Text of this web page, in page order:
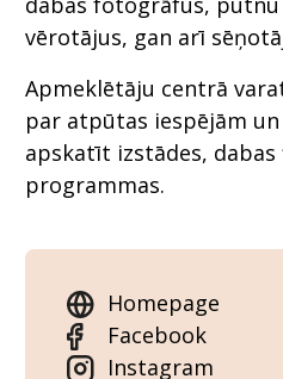
vērotājus, gan arī
Apmeklētāju centrā
par atpūtas iespējām
apskatīt izstādes,
programmas.
Homepage
Facebook
Instagram